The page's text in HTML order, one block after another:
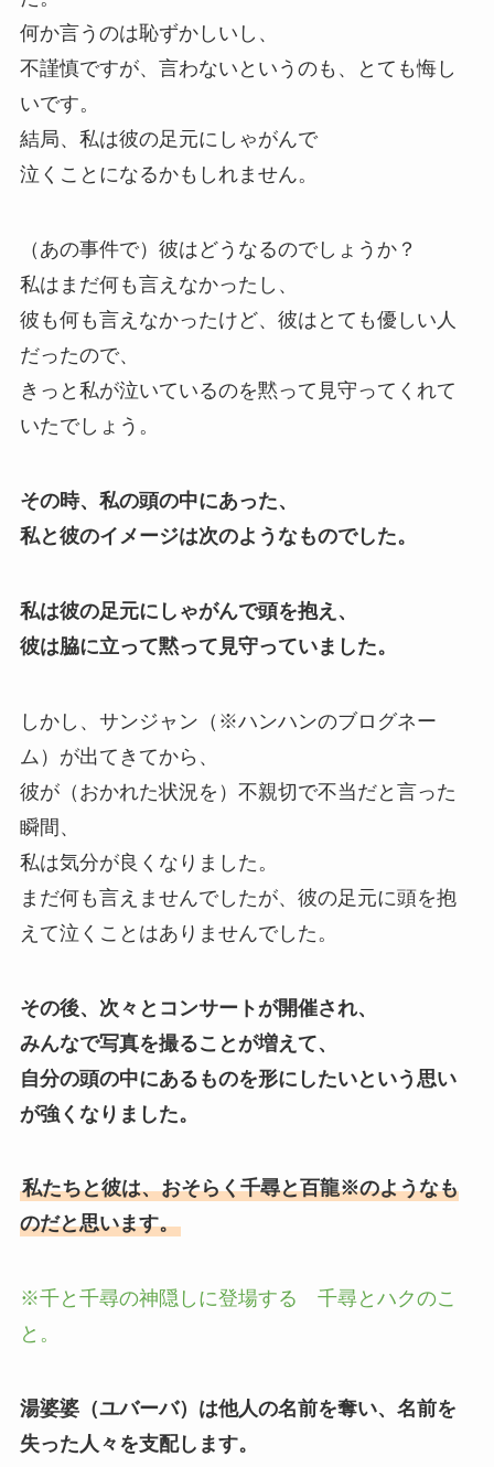
何か言うのは恥ずかしいし、
不謹慎ですが、言わないというのも、とても悔し
いです。
結局、私は彼の足元にしゃがんで
泣くことになるかもしれません。
（あの事件で）彼はどうなるのでしょうか？
私はまだ何も言えなかったし、
彼も何も言えなかったけど、彼はとても優しい人
だったので、
きっと私が泣いているのを黙って見守ってくれて
いたでしょう。
その時、私の頭の中にあった、
私と彼のイメージは次のようなものでした。
私は彼の足元にしゃがんで頭を抱え、
彼は脇に立って黙って見守っていました。
しかし、サンジャン（※ハンハンのブログネー
ム）が出てきてから、
彼が（おかれた状況を）不親切で不当だと言った
瞬間、
私は気分が良くなりました。
まだ何も言えませんでしたが、彼の足元に頭を抱
えて泣くことはありませんでした。
その後、次々とコンサートが開催され、
みんなで写真を撮ることが増えて、
自分の頭の中にあるものを形にしたいという思い
が強くなりました。
私たちと彼は、おそらく千尋と百龍※のようなも
のだと思います。
※千と千尋の神隠しに登場する 千尋とハクのこ
と。
湯婆婆（ユバーバ）は他人の名前を奪い、名前を
失った人々を支配します。